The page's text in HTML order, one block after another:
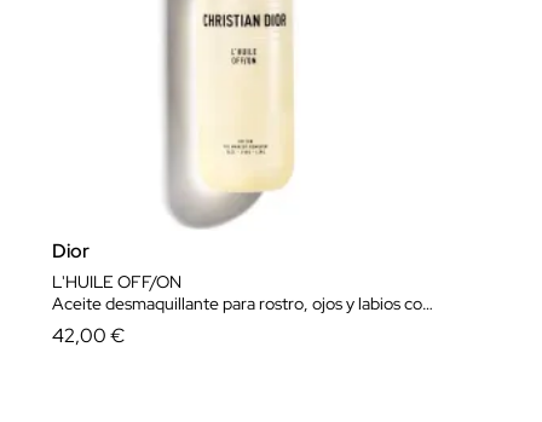
Dior
L'HUILE OFF/ON
Aceite desmaquillante para rostro, ojos y labios con aclarado
42,00 €